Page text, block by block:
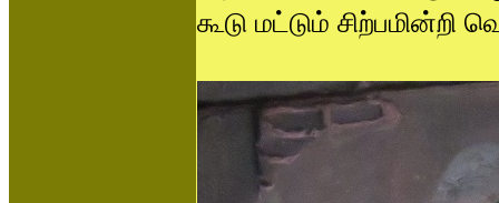
கூடு மட்டும்